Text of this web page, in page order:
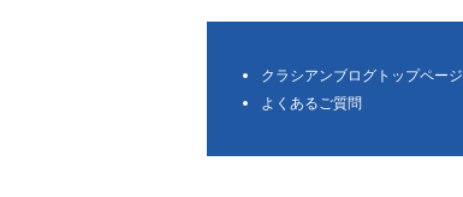
クラシアンブログトップページ
よくあるご質問